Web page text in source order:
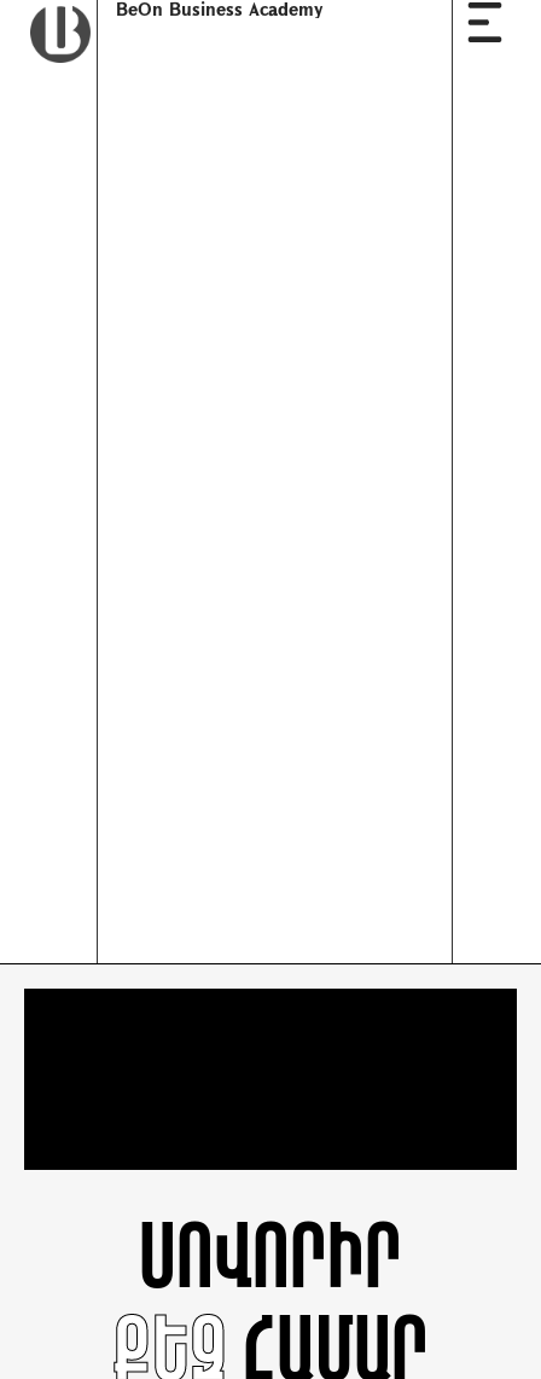
BeOn Business Academy
ՍՈՎՈՐԻՐ
ՔԵԶ ՀԱՄԱՐ